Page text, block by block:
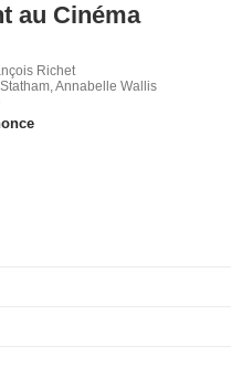
au Cinéma
Richet
Annabelle Wallis